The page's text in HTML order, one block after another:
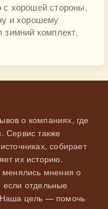
с хорошей стороны,
и хорошему
комплект,
о компаниях, где
Сервис также
собирает
их историю.
менялись мнения о
отдельные
цель — помочь